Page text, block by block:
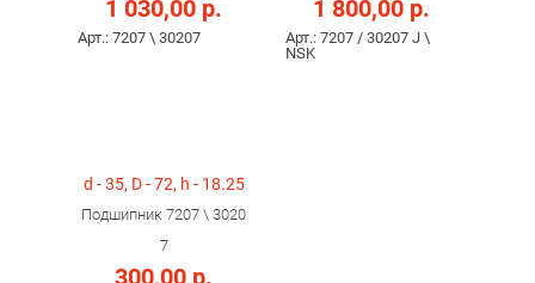
1 030,00 р.
Арт.: 7207 \ 30207
1 800,00 р.
Арт.: 7207 / 30207 J \
NSK
d - 35, D - 72, h - 18.25
Подшипник 7207 \ 3020
7
300,00 р.